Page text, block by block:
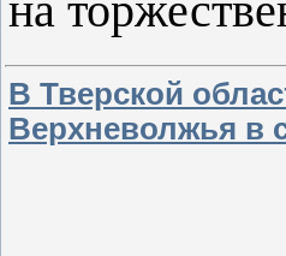
В Тверской
Верхневолжья в